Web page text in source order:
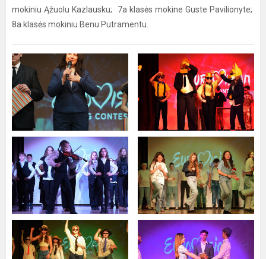
mokiniu Ąžuolu Kazlausku; 7a klasės mokine Guste Pavilionyte;
8a klasės mokiniu Benu Putramentu.